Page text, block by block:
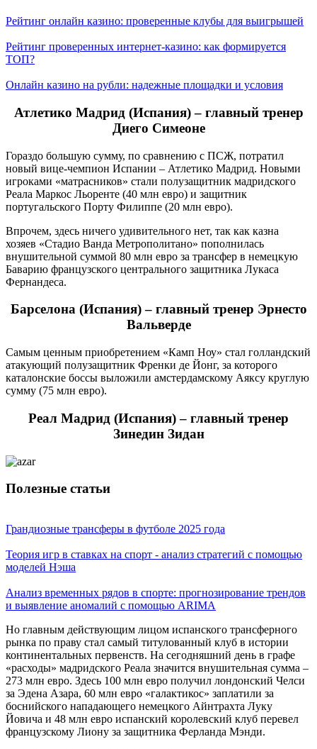
Рейтинг онлайн казино: проверенные клубы для выигрышей
Рейтинг проверенных интернет-казино: как формируется
ТОП?
Онлайн казино на рубли: надежные площадки и условия
Атлетико Мадрид (Испания) – главный тренер
Диего Симеоне
Гораздо большую сумму, по сравнению с ПСЖ, потратил
новый вице-чемпион Испании – Атлетико Мадрид. Новыми
игроками «матрасников» стали полузащитник мадридского
Реала Маркос Льоренте (40 млн евро) и защитник
португальского Порту Филиппе (20 млн евро).
Впрочем, здесь ничего удивительного нет, так как казна
хозяев «Стадио Ванда Метрополитано» пополнилась
внушительной суммой 80 млн евро за трансфер в немецкую
Баварию французского центрального защитника Лукаса
Фернандеса.
Барселона (Испания) – главный тренер Эрнесто
Вальверде
Самым ценным приобретением «Камп Ноу» стал голландский
атакующий полузащитник Френки де Йонг, за которого
каталонские боссы выложили амстердамскому Аяксу круглую
сумму (75 млн евро).
Реал Мадрид (Испания) – главный тренер
Зинедин Зидан
Полезные статьи
Грандиозные трансферы в футболе 2025 года
Теория игр в ставках на спорт - анализ стратегий с помощью
моделей Нэша
Анализ временных рядов в спорте: прогнозирование трендов
и выявление аномалий с помощью ARIMA
Но главным действующим лицом испанского трансферного
рынка по праву стал самый титулованный клуб в истории
континентальных первенств. На сегодняшний день в графе
«расходы» мадридского Реала значится внушительная сумма –
273 млн евро. Здесь 100 млн евро получил лондонский Челси
за Эдена Азара, 60 млн евро «галактикос» заплатили за
боснийского нападающего немецкого Айнтрахта Луку
Йовича и 48 млн евро испанский королевский клуб перевел
французскому Лиону за защитника Ферланда Мэнди.